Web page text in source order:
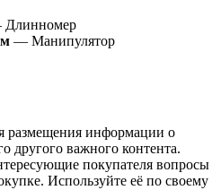
— Манипулятор
размещения информации о
другого важного контента.
покупателя вопросы
Используйте её по своему